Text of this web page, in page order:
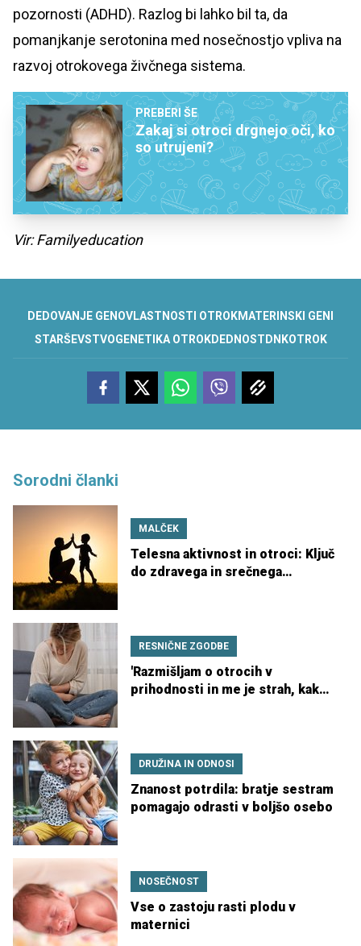
pozornosti (ADHD). Razlog bi lahko bil ta, da
pomanjkanje serotonina med nosečnostjo vpliva na
razvoj otrokovega živčnega sistema.
PREBERI ŠE
Zakaj si otroci drgnejo oči, ko
so utrujeni?
Vir: Familyeducation
DEDOVANJE GENOVLASTNOSTI OTROKMATERINSKI GENI
STARŠEVSTVOGENETIKA OTROKDEDNOST DNKOTROK
Sorodni članki
MALČEK
Telesna aktivnost in otroci: Ključ
do zdravega in srečnega
RESNIČNE ZGODBE
'Razmišljam o otrocih v
prihodnosti in me je strah, kako
DRUŽINA IN ODNOSI
Znanost potrdila: bratje sestram
pomagajo odrasti v boljšo osebo
NOSEČNOST
Vse o zastoju rasti plodu v
maternici